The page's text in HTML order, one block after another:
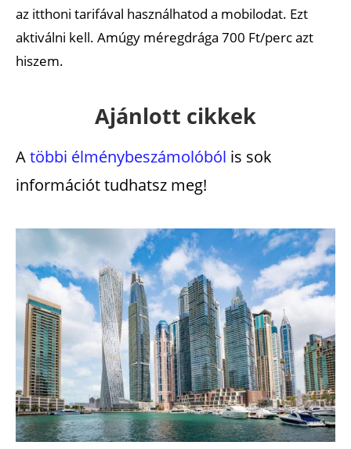
az itthoni tarifával használhatod a mobilodat. Ezt
aktiválni kell. Amúgy méregdrága 700 Ft/perc azt
hiszem.
Ajánlott cikkek
Atöbbi élménybeszámolóból is sok
információt tudhatsz meg!